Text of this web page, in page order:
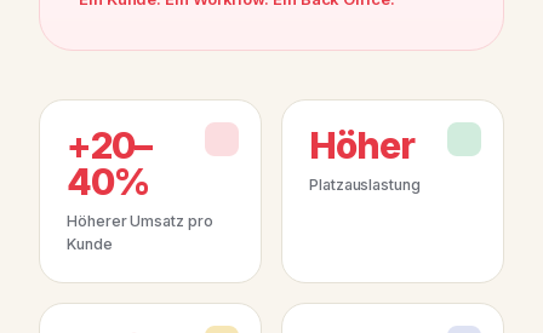
+20–
40%
Höherer Umsatz pro
Kunde
Höher
Platzauslastung